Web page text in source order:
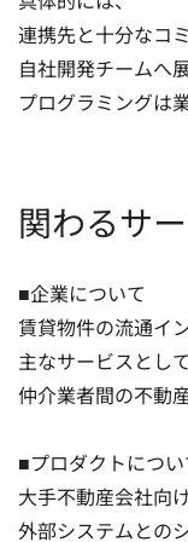
連携先と十分なコ
自社開発チームへ
プログラミングは
関わるサ
■企業について
賃貸物件の流通イ
主なサービスとして
仲介業者間の不動
■プロダクトについ
大手不動産会社向
外部システムとの